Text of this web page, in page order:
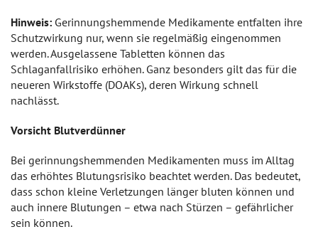
Hinweis: Gerinnungshemmende Medikamente entfalten ihre
Schutzwirkung nur, wenn sie regelmäßig eingenommen
werden. Ausgelassene Tabletten können das
Schlaganfallrisiko erhöhen. Ganz besonders gilt das für die
neueren Wirkstoffe (DOAKs), deren Wirkung schnell
nachlässt.
Vorsicht Blutverdünner
Bei gerinnungshemmenden Medikamenten muss im Alltag
das erhöhtes Blutungsrisiko beachtet werden. Das bedeutet,
dass schon kleine Verletzungen länger bluten können und
auch innere Blutungen – etwa nach Stürzen – gefährlicher
sein können.